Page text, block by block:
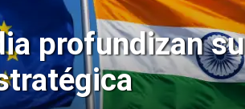
profundizan su